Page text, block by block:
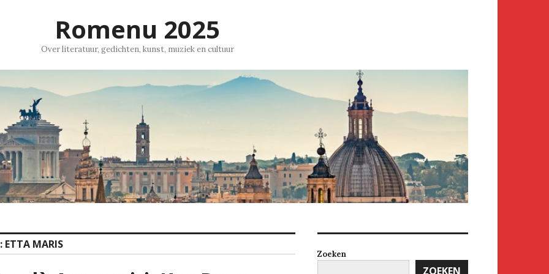
Romenu 2025
Over literatuur, gedichten, kunst, muziek en cultuur
ETTA MARIS
Zoeken
ZOEKEN